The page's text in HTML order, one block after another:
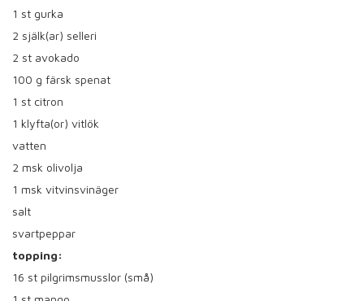
1 st gurka
2 själk(ar) selleri
2 st avokado
100 g färsk spenat
1 st citron
1 klyfta(or) vitlök
vatten
2 msk olivolja
1 msk vitvinsvinäger
salt
svartpeppar
topping:
16 st pilgrimsmusslor (små)